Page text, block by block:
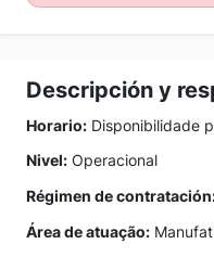
Descripción y
Horario: Disponibilidade
Nivel: Operacional
Régimen de
Área de atuação: